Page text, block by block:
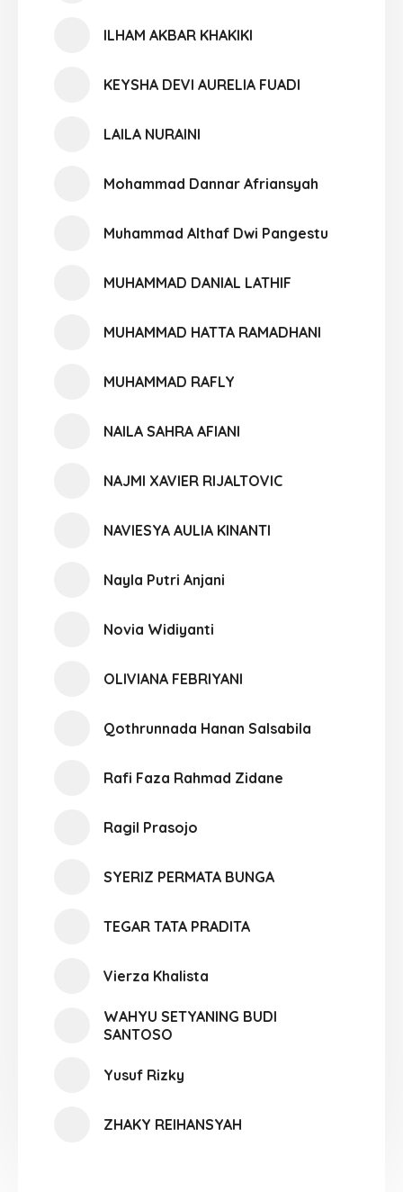
ILHAM AKBAR KHAKIKI
KEYSHA DEVI AURELIA FUADI
LAILA NURAINI
Mohammad Dannar Afriansyah
Muhammad Althaf Dwi Pangestu
MUHAMMAD DANIAL LATHIF
MUHAMMAD HATTA RAMADHANI
MUHAMMAD RAFLY
NAILA SAHRA AFIANI
NAJMI XAVIER RIJALTOVIC
NAVIESYA AULIA KINANTI
Nayla Putri Anjani
Novia Widiyanti
OLIVIANA FEBRIYANI
Qothrunnada Hanan Salsabila
Rafi Faza Rahmad Zidane
Ragil Prasojo
SYERIZ PERMATA BUNGA
TEGAR TATA PRADITA
Vierza Khalista
WAHYU SETYANING BUDI
SANTOSO
Yusuf Rizky
ZHAKY REIHANSYAH